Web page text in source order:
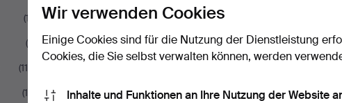
(17)
(9)
(118)
(16)
5 Gebote
53 USD
Wir verwenden Cookies
Einige Cookies sind für die Nutzung der Dienstleistung
Cookies, die Sie selbst verwalten können, werden
Inhalte und Funktionen an Ihre Nutzung der Website